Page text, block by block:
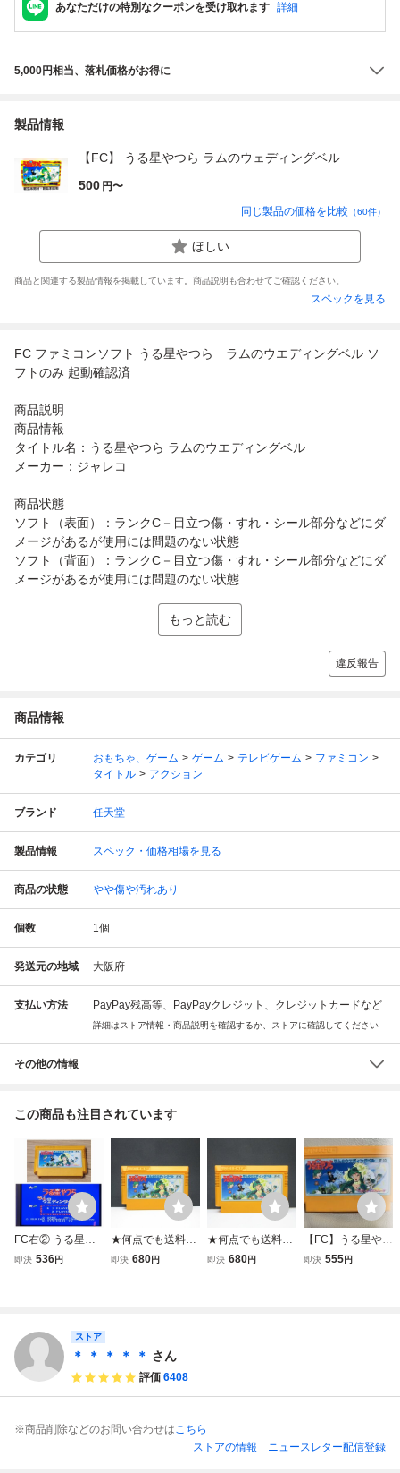
あなただけの特別なクーポンを受け取れます 詳細
5,000円相当、落札価格がお得に
製品情報
【FC】 うる星やつら ラムのウェディングベル
500 円〜
同じ製品の価格を比較 （60件）
ほしい
商品と関連する製品情報を掲載しています。商品説明も合わせてご確認ください。
スペックを見る
FC ファミコンソフト うる星やつら ラムのウエディングベル ソ
フトのみ 起動確認済
商品説明
商品情報
タイトル名：うる星やつら ラムのウエディングベル
メーカー：ジャレコ
商品状態
ソフト（表面）：ランクC－目立つ傷・すれ・シール部分などにダ
メージがあるが使用には問題のない状態
ソフト（背面）：ランクC－目立つ傷・すれ・シール部分などにダ
メージがあるが使用には問題のない状態...
もっと読む
違反報告
商品情報
カテゴリ おもちゃ、ゲーム ゲーム テレビゲーム
ファミコン
タイトル
アクション
ブランド 任天堂
製品情報 スペック・価格相場を見る
商品の状態 やや傷や汚れあり
個数 1個
発送元の地域 大阪府
支払い方法 PayPay残高等、PayPayクレジット、クレジットカードなど
詳細はストア情報・商品説明を確認するか、ストアに確認してください
その他の情報
この商品も注目されています
FC右② うる星や
つら ファミコン
即決 536円
★何点でも送料１
８５円★ うる星や
即決 680円
★何点でも送料１
８５円★ うる星や
即決 680円
【FC】うる星やつ
ら ラムのウエディ
即決 555円
ストア
＊ ＊ ＊ ＊ ＊ さん
評価 6408
※商品削除などのお問い合わせはこちら
ストアの情報
ニュースレター配信登録